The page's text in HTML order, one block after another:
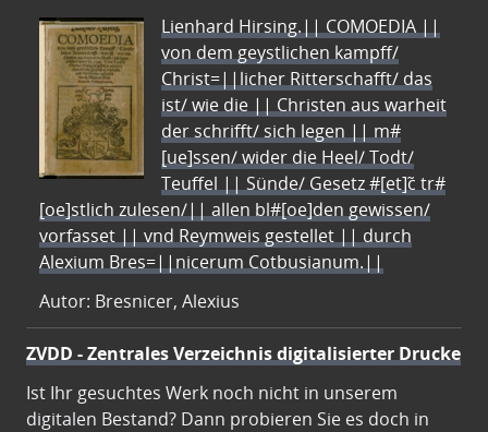
Lienhard Hirsing.|| COMOEDIA ||
von dem geystlichen kampff/
Christ=||licher Ritterschafft/ das
ist/ wie die || Christen aus warheit
der schrifft/ sich legen || m#
[ue]ssen/ wider die Heel/ Todt/
Teuffel || Sünde/ Gesetz #[et]c̃ tr#
[oe]stlich zulesen/|| allen bl#[oe]den gewissen/
vorfasset || vnd Reymweis gestellet || durch
Alexium Bres=||nicerum Cotbusianum.||
Autor: Bresnicer, Alexius
ZVDD - Zentrales Verzeichnis digitalisierter Drucke
Ist Ihr gesuchtes Werk noch nicht in unserem
digitalen Bestand? Dann probieren Sie es doch in